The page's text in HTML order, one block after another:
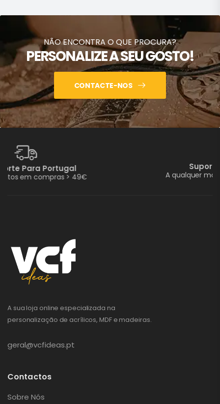
NÃO ENCONTRA O QUE PROCURA?
PERSONALIZE A SEU GOSTO!
CONTACTE-NOS
Suporte E Assistência
A qualquer momento pode pedir ajuda
A sua loja online especializada na
personalização de acrílicos, MDF e madeiras.
geral@vcfideas.pt
Contactos
Sobre Nós